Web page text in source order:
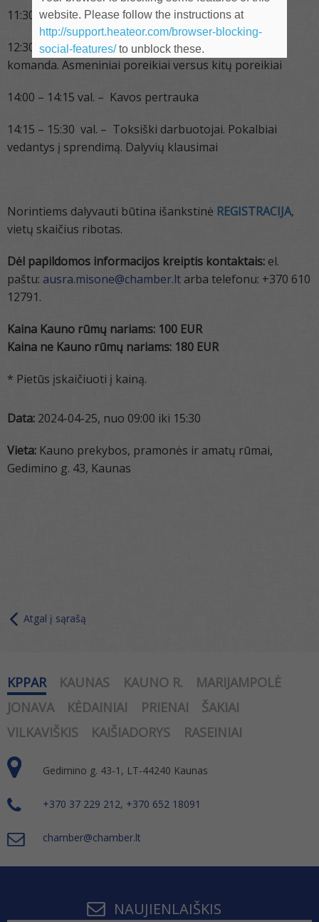
11:30 – 12:30 val. – Pietų pertrauka
12:30 – 14:00 val. – Mano santykis su
komanda. Asmeniniai poreikiai versus kitų poreikiai
14:00 – 14:15 val. – Kavos pertrauka
14:15 – 15:30 val. – Toksiški darbuotojai. Pokalbiai
vedantys į sprendimą. Dalyvių klausimai
Norintiems dalyvauti būtina išankstinė REGISTRACIJA,
vietų skaičius ribotas.
Dėl papildomos informacijos kreiptis kontaktais: el.
paštu: ausra.misone@chamber.lt arba telefonu: +370 610
12791.
Kaina Kauno rūmų nariams: 100 EUR
Kaina ne Kauno rūmų nariams: 180 EUR
* Pietūs įskaičiuoti į kainą.
Data: 2024-04-25, nuo 09:00 iki 15:30
Vieta: Kauno prekybos, pramonės ir amatų rūmai,
Gedimino g. 43, Kaunas
Atgal į sąrašą
KPPAR KAUNAS KAUNO R.
MARIJAMPOLĖ
JONAVA
KĖDAINIAI PRIENAI
ŠAKIAI
VILKAVIŠKIS
KAIŠIADORYS RASEINIAI
Gedimino g. 43-1, LT-44240 Kaunas
+370 37 229 212, +370 652 18091
chamber@chamber.lt
NAUJIENLAIŠKIS
website. Please follow the instructions at
http://support.heateor.com/browser-blocking-
social-features/to unblock these.